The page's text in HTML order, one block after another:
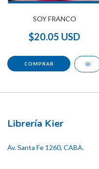
SOY FRANCO
$20.05 USD
Librería Kier
Av. Santa Fe 1260, CABA.